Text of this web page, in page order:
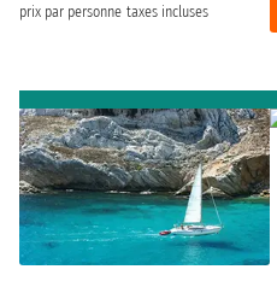
prix par personne taxes incluses